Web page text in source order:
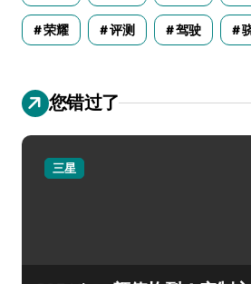
荣耀 评测 驾驶
您错过了
三星